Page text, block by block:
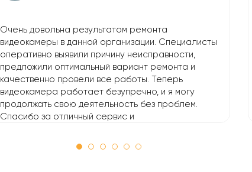
Очень довольна результатом ремонта
видеокамеры в данной организации. Специалисты
оперативно выявили причину неисправности,
предложили оптимальный вариант ремонта и
качественно провели все работы. Теперь
видеокамера работает безупречно, и я могу
продолжать свою деятельность без проблем.
Спасибо за отличный сервис и